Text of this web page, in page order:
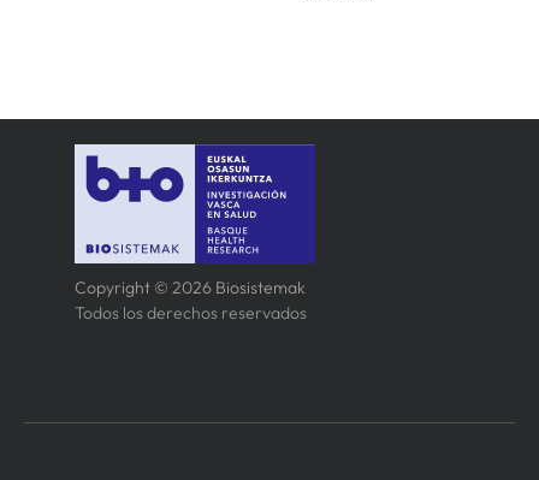
Copyright © 2026 Biosistemak
Todos los derechos reservados